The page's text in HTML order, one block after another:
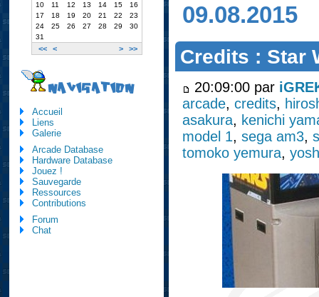
09.08.2015
Credits : Star
20:09:00 par
arcade,credits,
asakura, kenichi
model 1,sega am3,
tomoko yemura,
<< < > >>
10
11 12 13 14 15
16
17
18 19 20 21 22
23
24
25 26 27 28 29
30
31
NAVIGATION
Accueil
Liens
Galerie
Arcade Database
Hardware Database
Jouez !
Sauvegarde
Ressources
Contributions
Forum
Chat